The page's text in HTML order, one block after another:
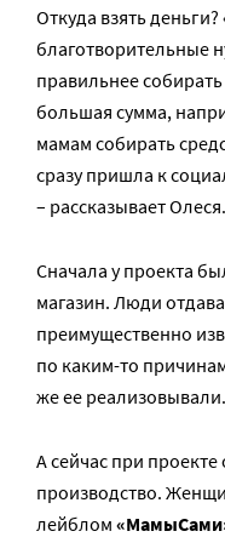
Откуда взять
благотворительные
правильнее
большая сумма,
мамам собирать
сразу пришла к
– рассказывает Олеся.
Сначала у проекта
магазин. Люди
преимущественно
по каким-то
же ее реализовывали.
А сейчас при
производство.
лейблом